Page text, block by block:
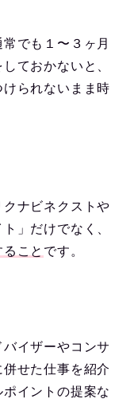
でも１〜３ヶ月
ておかないと、
られないまま時
ナビネクストや
」だけでなく、
こと です。
イザーやコンサ
せた仕事を紹介
イントの提案な